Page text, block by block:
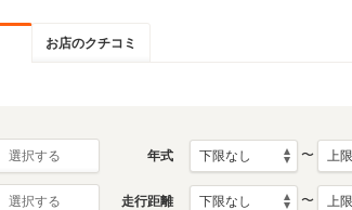
お店のクチコミ
選択する 年式 〜
選択する 走行距離 〜